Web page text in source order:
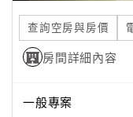
紅
利
查
查詢空房與房價
房間詳細內容
一般專案